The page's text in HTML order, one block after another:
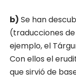
b) Se han
(traducciones
ejemplo, el
Con ellos el
que sirvió de